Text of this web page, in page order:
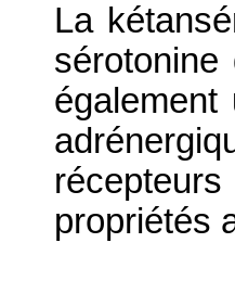
La
propriétés